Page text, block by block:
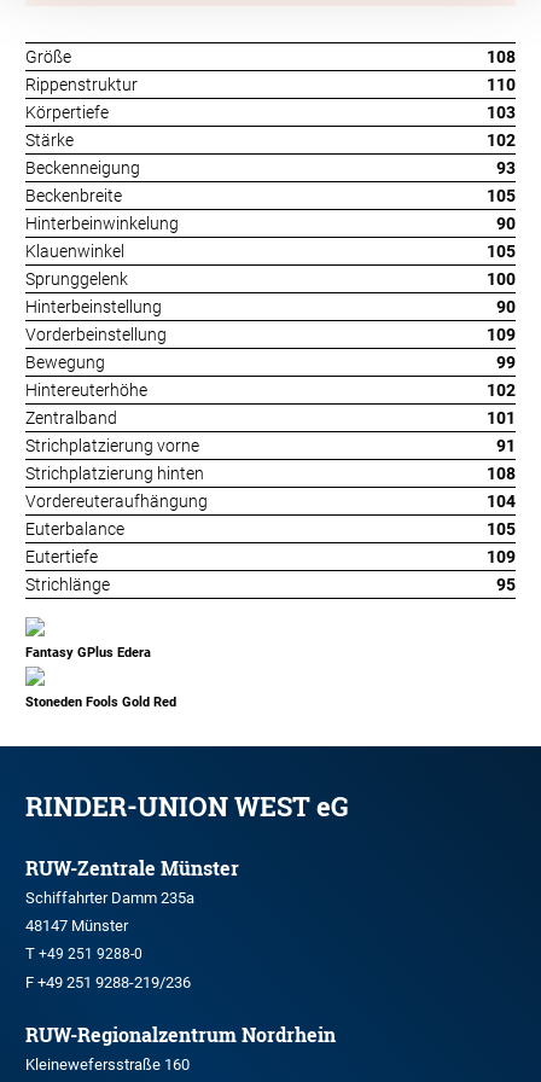
Größe
108
Rippenstruktur
110
Körpertiefe
103
Stärke
102
Beckenneigung
93
Beckenbreite
105
Hinterbeinwinkelung
90
Klauenwinkel
105
Sprunggelenk
100
Hinterbeinstellung
90
Vorderbeinstellung
109
Bewegung
99
Hintereuterhöhe
102
Zentralband
101
Strichplatzierung vorne
91
Strichplatzierung hinten
108
Vordereuteraufhängung
104
Euterbalance
105
Eutertiefe
109
Strichlänge
95
Fantasy GPlus Edera
Stoneden Fools Gold Red
RINDER-UNION WEST eG
RUW-Zentrale Münster
Schiffahrter Damm 235a
48147 Münster
T +49 251 9288-0
F +49 251 9288-219/236
RUW-Regionalzentrum Nordrhein
Kleinewefersstraße 160